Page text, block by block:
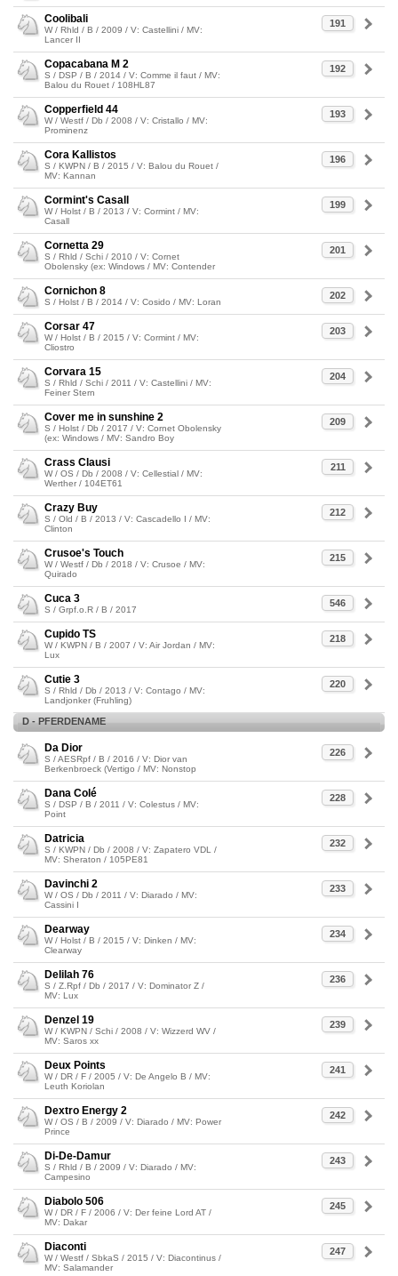
191
Coolibali
W / Rhld / B / 2009 / V: Castellini / MV:
Lancer II
192
Copacabana M 2
S / DSP / B / 2014 / V: Comme il faut / MV:
Balou du Rouet / 108HL87
193
Copperfield 44
W / Westf / Db / 2008 / V: Cristallo / MV:
Prominenz
196
Cora Kallistos
S / KWPN / B / 2015 / V: Balou du Rouet /
MV: Kannan
199
Cormint's Casall
W / Holst / B / 2013 / V: Cormint / MV:
Casall
201
Cornetta 29
S / Rhld / Schi / 2010 / V: Cornet
Obolensky (ex: Windows / MV: Contender
202
Cornichon 8
S / Holst / B / 2014 / V: Cosido / MV: Loran
203
Corsar 47
W / Holst / B / 2015 / V: Cormint / MV:
Cliostro
204
Corvara 15
S / Rhld / Schi / 2011 / V: Castellini / MV:
Feiner Stern
209
Cover me in sunshine 2
S / Holst / Db / 2017 / V: Cornet Obolensky
(ex: Windows / MV: Sandro Boy
211
Crass Clausi
W / OS / Db / 2008 / V: Cellestial / MV:
Werther / 104ET61
212
Crazy Buy
S / Old / B / 2013 / V: Cascadello I / MV:
Clinton
215
Crusoe's Touch
W / Westf / Db / 2018 / V: Crusoe / MV:
Quirado
546
Cuca 3
S / Grpf.o.R / B / 2017
218
Cupido TS
W / KWPN / B / 2007 / V: Air Jordan / MV:
Lux
220
Cutie 3
S / Rhld / Db / 2013 / V: Contago / MV:
Landjonker (Fruhling)
D - PFERDENAME
226
Da Dior
S / AESRpf / B / 2016 / V: Dior van
Berkenbroeck (Vertigo / MV: Nonstop
228
Dana Colé
S / DSP / B / 2011 / V: Colestus / MV:
Point
232
Datricia
S / KWPN / Db / 2008 / V: Zapatero VDL /
MV: Sheraton / 105PE81
233
Davinchi 2
W / OS / Db / 2011 / V: Diarado / MV:
Cassini I
234
Dearway
W / Holst / B / 2015 / V: Dinken / MV:
Clearway
236
Delilah 76
S / Z.Rpf / Db / 2017 / V: Dominator Z /
MV: Lux
239
Denzel 19
W / KWPN / Schi / 2008 / V: Wizzerd WV /
MV: Saros xx
241
Deux Points
W / DR / F / 2005 / V: De Angelo B / MV:
Leuth Koriolan
242
Dextro Energy 2
W / OS / B / 2009 / V: Diarado / MV: Power
Prince
243
Di-De-Damur
S / Rhld / B / 2009 / V: Diarado / MV:
Campesino
245
Diabolo 506
W / DR / F / 2006 / V: Der feine Lord AT /
MV: Dakar
247
Diaconti
W / Westf / SbkaS / 2015 / V: Diacontinus /
MV: Salamander